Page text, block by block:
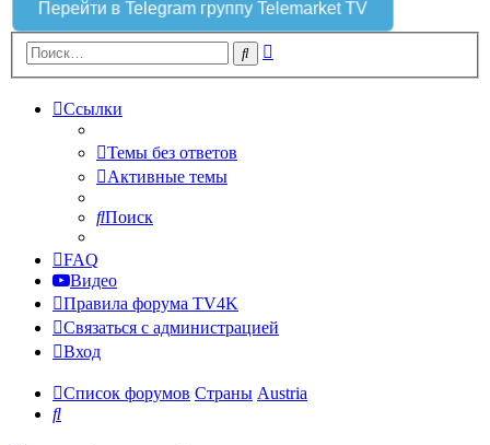
Перейти в Telegram группу Telemarket TV
Поиск
Ссылки
Темы без ответов
Активные темы
Поиск
FAQ
Видео
Правила форума TV4K
Связаться с администрацией
Вход
Список форумов Страны Austria
Поиск